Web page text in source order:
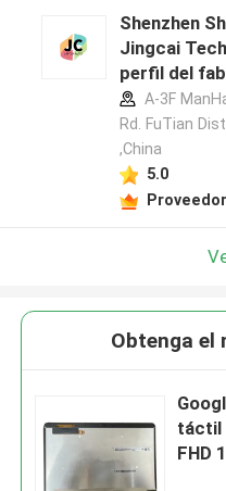
Shenzhen
Jingcai
perfil del
A-3F
Rd. FuTian
,China
5.0
Obtenga el
táctil
FHD